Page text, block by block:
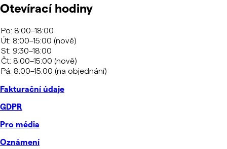
Otevírací hodiny
Fakturační údaje
GDPR
Pro média
Oznámení